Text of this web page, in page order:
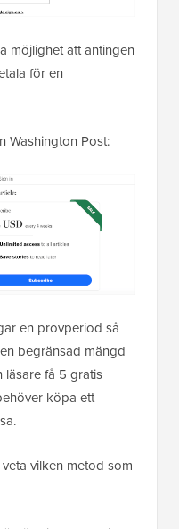
möjlighet att antingen
för en
Washington Post:
en provperiod så
begränsad mängd
läsare få 5 gratis
köpa ett
vilken metod som